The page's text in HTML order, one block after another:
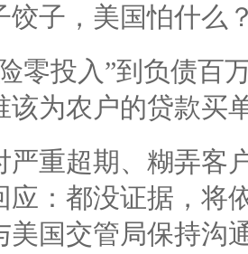
饺子，美国怕什么
零投入”到负债百
该为农户的贷款买
严重超期、糊弄客
应：都没证据，将
美国交管局保持沟